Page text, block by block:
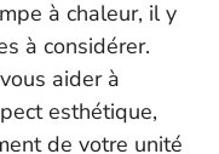
à chaleur, il y
à considérer.
aider à
esthétique,
de votre unité